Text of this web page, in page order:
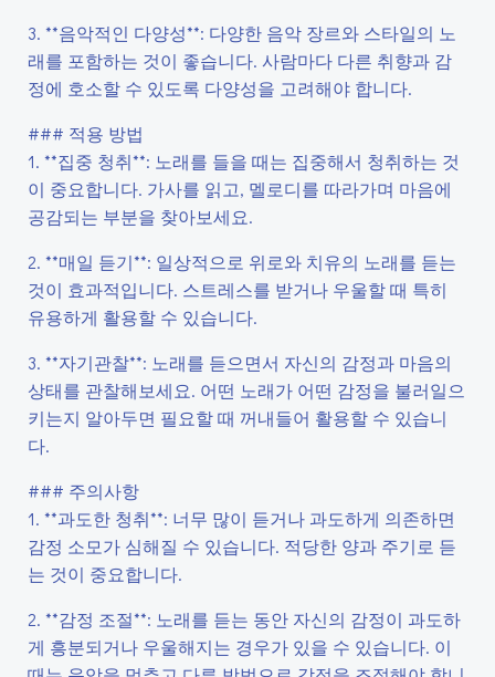
3. **음악적인 다양성**: 다양한 음악 장르와 스타일의 노
래를 포함하는 것이 좋습니다. 사람마다 다른 취향과 감
정에 호소할 수 있도록 다양성을 고려해야 합니다.
### 적용 방법
1. **집중 청취**: 노래를 들을 때는 집중해서 청취하는 것
이 중요합니다. 가사를 읽고, 멜로디를 따라가며 마음에
공감되는 부분을 찾아보세요.
2. **매일 듣기**: 일상적으로 위로와 치유의 노래를 듣는
것이 효과적입니다. 스트레스를 받거나 우울할 때 특히
유용하게 활용할 수 있습니다.
3. **자기관찰**: 노래를 듣으면서 자신의 감정과 마음의
상태를 관찰해보세요. 어떤 노래가 어떤 감정을 불러일으
키는지 알아두면 필요할 때 꺼내들어 활용할 수 있습니
다.
### 주의사항
1. **과도한 청취**: 너무 많이 듣거나 과도하게 의존하면
감정 소모가 심해질 수 있습니다. 적당한 양과 주기로 듣
는 것이 중요합니다.
2. **감정 조절**: 노래를 듣는 동안 자신의 감정이 과도하
게 흥분되거나 우울해지는 경우가 있을 수 있습니다. 이